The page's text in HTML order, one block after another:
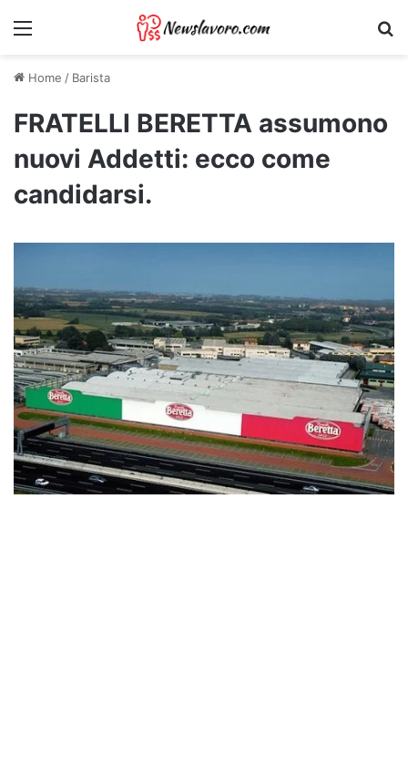
Menu
Home / Barista
FRATELLI BERETTA assumono
nuovi Addetti: ecco come
candidarsi.